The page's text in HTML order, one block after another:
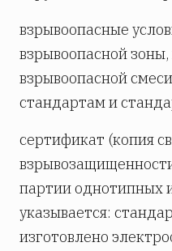
взрывоопасные
взрывоопасной
взрывоопасной
стандартам и
сертификат (копия
партии однотипных
указывается:
изготовлено